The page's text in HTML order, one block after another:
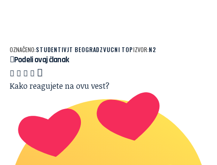
OZNAČENO:STUDENTIVJT BEOGRADZVUCNI TOPIZVOR:N2
Podeli ovaj članak
Kako reagujete na ovu vest?